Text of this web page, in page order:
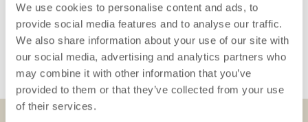
We use cookies to personalise content and ads, to
provide social media features and to analyse our traffic.
We also share information about your use of our site with
our social media, advertising and analytics partners who
may combine it with other information that you’ve
provided to them or that they’ve collected from your use
of their services.
Siempre es posible obtener un presupuesto antes de
decidirse.
¿Tiene usted alguna pregunta? Por favor contáctenos en
ecommerce@gotessons.se